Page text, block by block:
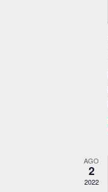
AGO
2
2022